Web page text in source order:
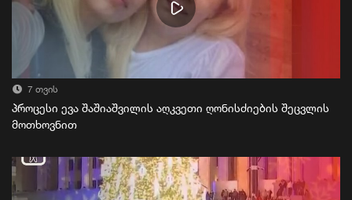
7 თვის
პროცესი ევა შაშიაშვილის აღკვეთი ღონისძიების შეცვლის
მოთხოვნით